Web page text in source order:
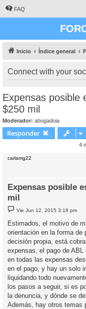
FAQ
Inicio Índice general
Connect with your
Expensas posible
$250 mil
Moderador: abogadoia
Responder
4
carlamg22
Expensas posible
mil
M
e
n
s
a
e
Vie Jun 12, 2015 3:16 pm
Estimados, el motivo de
orientación en la forma de
decisión propia, está
expensas, el pago de
en todas las expensas
en el pago, y hay un solo
liquidando todo
los pasos a seguir, si es
la denuncia, y dónde se
Además, hay otros temas